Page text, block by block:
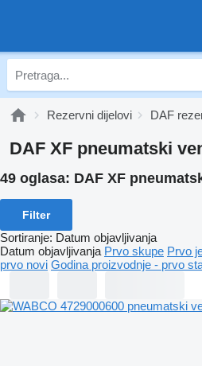
Rezervni dijelovi DAF
DAF XF pneumatski
49 oglasa: DAF XF
Filter
Sortiranje: Datum objavljivanja
Datum objavljivanja Prvo skupe Prvo
prvo novi Godina proizvodnje - prvo